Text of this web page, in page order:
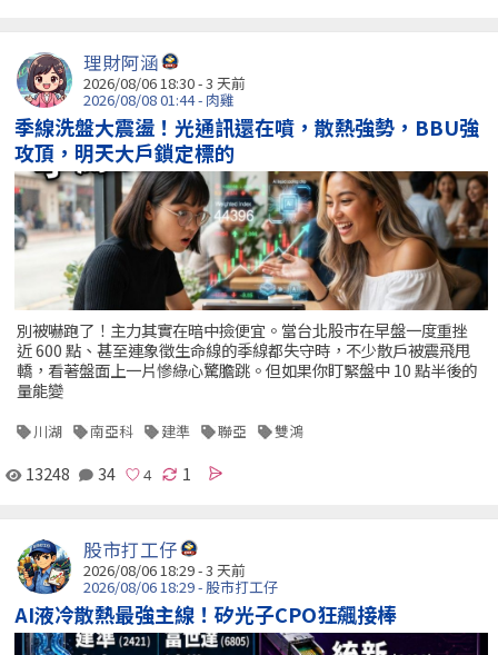
理財阿涵
2026/08/06 18:30 - 3 天前
2026/08/08 01:44 - 肉雞
季線洗盤大震盪！光通訊還在噴，散熱強勢，BBU強
攻頂，明天大戶鎖定標的
別被嚇跑了！主力其實在暗中撿便宜。當台北股市在早盤一度重挫
近 600 點、甚至連象徵生命線的季線都失守時，不少散戶被震飛甩
轎，看著盤面上一片慘綠心驚膽跳。但如果你盯緊盤中 10 點半後的
量能變
川湖 南亞科 建準 聯亞 雙鴻
13248 34 1
股市打工仔
2026/08/06 18:29 - 3 天前
2026/08/06 18:29 - 股市打工仔
AI液冷散熱最強主線！矽光子CPO狂飆接棒